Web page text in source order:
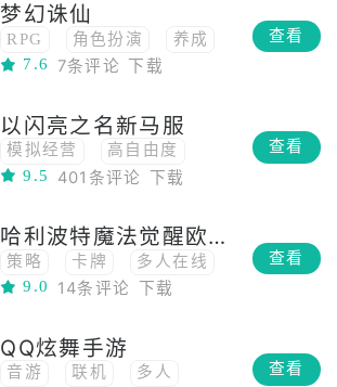
梦幻诛仙
RPG 角色扮演
养成
回合制
3D
社交
视觉小说
怀旧
中国风
修仙
俯视角
神话
PVE
7.6 7条评论 下载
查看
以闪亮之名新马服
模拟经营
高自由度
角色扮演
养成
社交
换装 捏脸
9.5 401条评论 下载
查看
哈利波特魔法觉醒欧美服
策略 卡牌
多人在线
角色扮演
对战
9.0 14条评论 下载
查看
QQ炫舞手游
音游 联机
多人
查看